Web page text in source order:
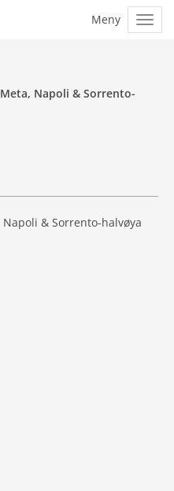
Meta, Napoli & Sorrento-
Napoli & Sorrento-halvøya